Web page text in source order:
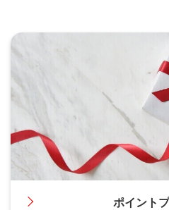
ポイント